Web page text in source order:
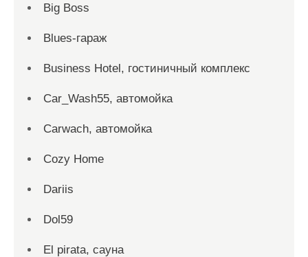
Big Boss
Blues-гараж
Business Hotel, гостиничный комплекс
Car_Wash55, автомойка
Carwach, автомойка
Cozy Home
Dariis
Dol59
El pirata, сауна